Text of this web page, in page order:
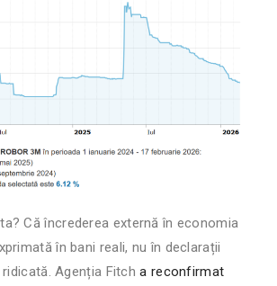
Că încrederea externă în economia
în bani reali, nu în declarații
Agenția Fitcha reconfirmat